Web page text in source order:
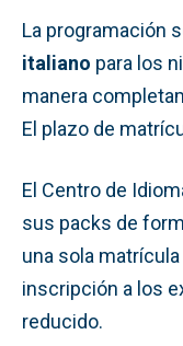
La programación
italiano para los
manera
El plazo de
El Centro de
sus packs de
una sola
inscripción a los
reducido.